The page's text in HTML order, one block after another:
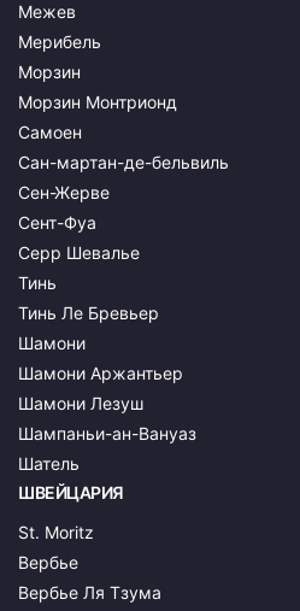
Межев
Мерибель
Морзин
Морзин Монтрионд
Самоен
Сан-мартан-де-бельвиль
Сен-Жерве
Сент-Фуа
Серр Шевалье
Тинь
Тинь Ле Бревьер
Шамони
Шамони Аржантьер
Шамони Лезуш
Шампаньи-ан-Вануаз
Шатель
ШВЕЙЦАРИЯ
St. Moritz
Вербье
Вербье Ля Тзума